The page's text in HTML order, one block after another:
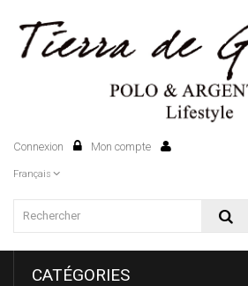
Connexion Mon compte
Français
CATÉGORIES